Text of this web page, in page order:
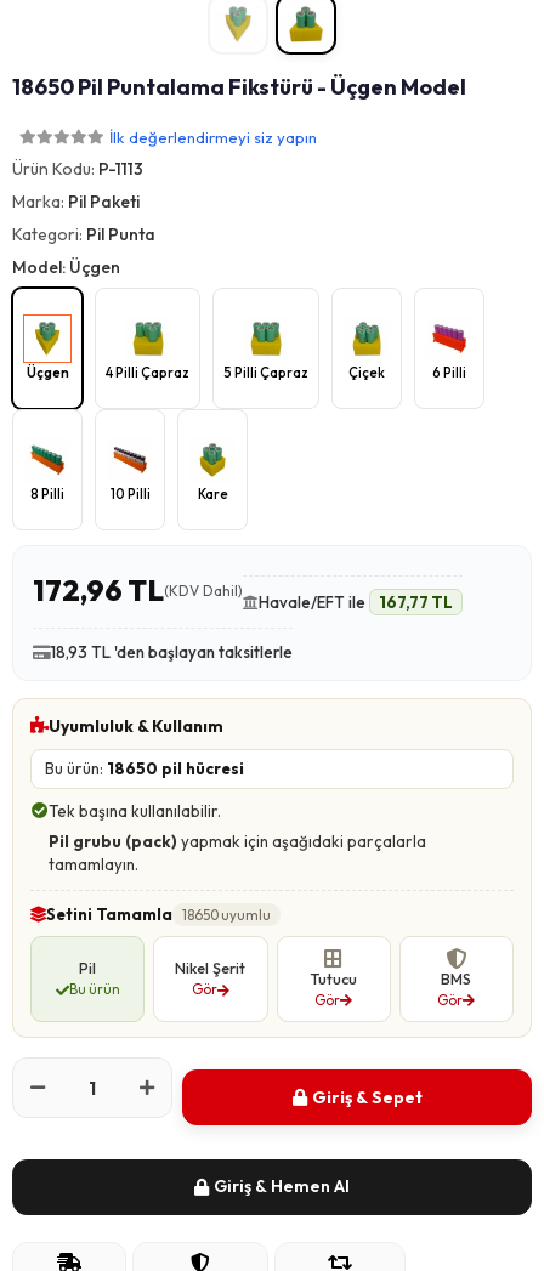
18650 Pil Puntalama Fikstürü - Üçgen Model
İlk değerlendirmeyi siz yapın
Ürün Kodu: P-1113
Marka: Pil Paketi
Kategori: Pil Punta
Model: Üçgen
Üçgen 4 Pilli Çapraz 5 Pilli Çapraz Çiçek 6 Pilli
8 Pilli 10 Pilli Kare
172,96 TL(KDV Dahil)
Havale/EFT ile 167,77 TL
18,93 TL 'den başlayan taksitlerle
Uyumluluk & Kullanım
Bu ürün: 18650 pil hücresi
Tek başına kullanılabilir.
Pil grubu (pack) yapmak için aşağıdaki parçalarla
tamamlayın.
Setini Tamamla 18650 uyumlu
Pil
Bu ürün
Nikel Şerit
Gör
Tutucu
Gör
BMS
Gör
Giriş & Sepet
Giriş & Hemen Al